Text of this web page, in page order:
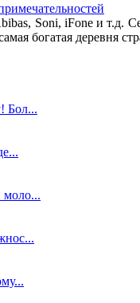
Soni, iFone и т.д.
богатая деревня
Бол...
моло...